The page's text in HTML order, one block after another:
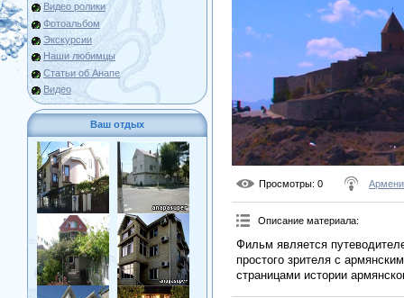
Видео ролики
Фотоальбом
Экскурсии
Наши любимцы
Статьи об Анапе
Видео
Ваш отдых
Просмотры: 0
Описание материала:
Фильм является
простого зрителя с
страницами истории